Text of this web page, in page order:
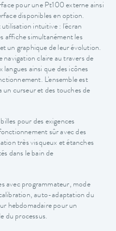
pour une Pt100 externe ainsi
disponibles en option.
utilisation intuitive : l'écran
affiche simultanément les
un graphique de leur évolution.
navigation claire au travers de
langues ainsi que des icônes
L'ensemble est
un curseur et des touches de
pour des exigences
sûr avec des
très visqueux et étanches
dans le bain de
avec programmateur, mode
auto-adaptation du
hebdomadaire pour un
du processus.